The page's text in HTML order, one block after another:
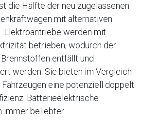
die Hälfte der neu zugelassenen
mit alternativen
Elektroantriebe werden mit
betrieben, wodurch der
entfällt und
werden. Sie bieten im Vergleich
eine potenziell doppelt
Batterieelektrische
immer beliebter.